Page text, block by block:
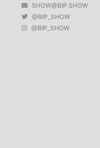
SHOW@BIP.SHOW
@BIP_SHOW
@BIP_SHOW